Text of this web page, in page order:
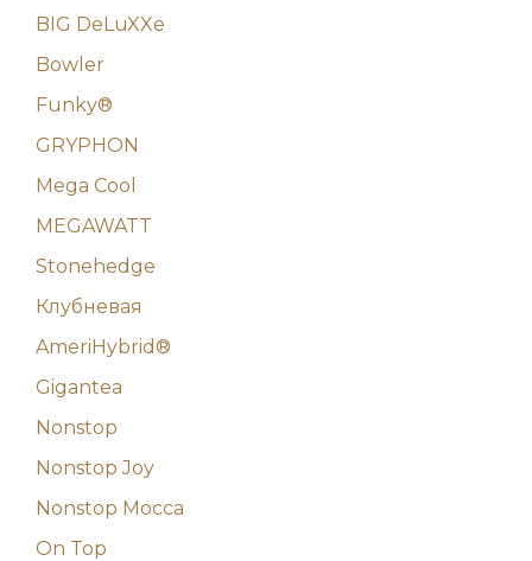
BIG DeLuXXe
Bowler
Funky®
GRYPHON
Mega Cool
MEGAWATT
Stonehedge
Клубневая
AmeriHybrid®
Gigantea
Nonstop
Nonstop Joy
Nonstop Mocca
On Top